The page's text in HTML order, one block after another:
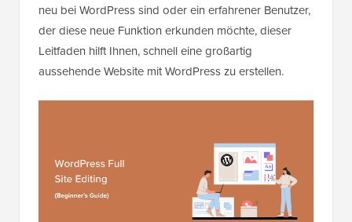
neu bei WordPress sind oder ein erfahrener Benutzer,
der diese neue Funktion erkunden möchte, dieser
Leitfaden hilft Ihnen, schnell eine großartig
aussehende Website mit WordPress zu erstellen.